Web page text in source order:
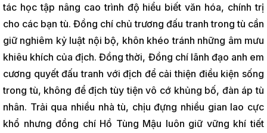
tác học tập nâng cao trình độ hiểu biết văn hóa, chính trị
cho các bạn tù. Đồng chí chủ trương đấu tranh trong tù cần
giữ nghiêm kỷ luật nội bộ, khôn khéo tránh những âm mưu
khiêu khích của địch. Đồng thời, Đồng chí lãnh đạo anh em
cương quyết đấu tranh với địch để cải thiện điều kiện sống
trong tù, không để địch tùy tiện vô cớ khủng bố, đàn áp tù
nhân. Trải qua nhiều nhà tù, chịu đựng nhiều gian lao cực
khổ nhưng đồng chí Hồ Tùng Mậu luôn giữ vững khí tiết